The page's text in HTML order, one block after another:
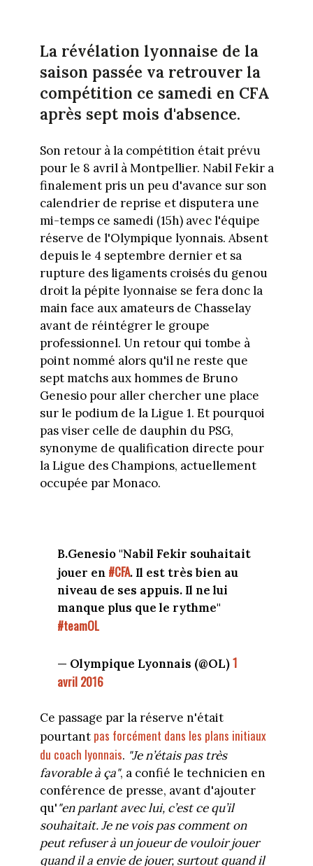
La révélation lyonnaise de la
saison passée va retrouver la
compétition ce samedi en CFA
après sept mois d'absence.
Son retour à la compétition était prévu
pour le 8 avril à Montpellier. Nabil Fekir a
finalement pris un peu d'avance sur son
calendrier de reprise et disputera une
mi-temps ce samedi (15h) avec l'équipe
réserve de l'Olympique lyonnais. Absent
depuis le 4 septembre dernier et sa
rupture des ligaments croisés du genou
droit la pépite lyonnaise se fera donc la
main face aux amateurs de Chasselay
avant de réintégrer le groupe
professionnel. Un retour qui tombe à
point nommé alors qu'il ne reste que
sept matchs aux hommes de Bruno
Genesio pour aller chercher une place
sur le podium de la Ligue 1. Et pourquoi
pas viser celle de dauphin du PSG,
synonyme de qualification directe pour
la Ligue des Champions, actuellement
occupée par Monaco.
B.Genesio "Nabil Fekir souhaitait
jouer en #CFA. Il est très bien au
niveau de ses appuis. Il ne lui
manque plus que le rythme"
#teamOL
— Olympique Lyonnais (@OL)1
avril 2016
Ce passage par la réserve n'était
pourtant pas forcément dans les plans initiaux
du coach lyonnais. "Je n’étais pas très
favorable à ça", a confié le technicien en
conférence de presse, avant d'ajouter
qu'"en parlant avec lui, c’est ce qu’il
souhaitait. Je ne vois pas comment on
peut refuser à un joueur de vouloir jouer
quand il a envie de jouer, surtout quand il